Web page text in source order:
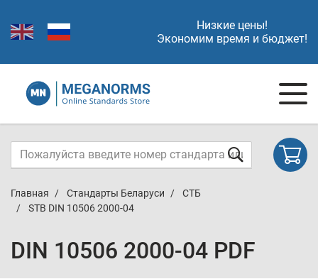
Низкие цены!
Экономим время и бюджет!
Главная Стандарты Беларуси
СТБ
STB DIN 10506 2000-04
DIN 10506 2000-04 PDF